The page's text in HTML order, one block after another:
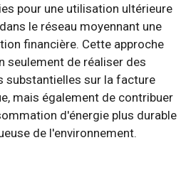
pour une utilisation ultérieure
le réseau moyennant une
financière. Cette approche
seulement de réaliser des
substantielles sur la facture
mais également de contribuer
d'énergie plus durable
de l'environnement.